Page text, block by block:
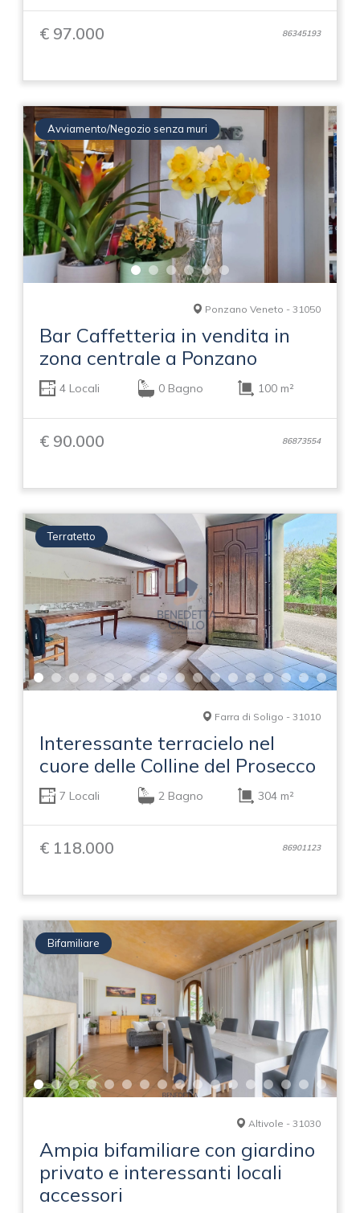
€ 97.000 86345193
Avviamento/Negozio senza muri
Ponzano Veneto - 31050
Bar Caffetteria in vendita in
zona centrale a Ponzano
4 Locali 0 Bagno 100 m²
€ 90.000 86873554
Terratetto
Farra di Soligo - 31010
Interessante terracielo nel
cuore delle Colline del Prosecco
7 Locali 2 Bagno 304 m²
€ 118.000 86901123
Bifamiliare
Altivole - 31030
Ampia bifamiliare con giardino
privato e interessanti locali
accessori